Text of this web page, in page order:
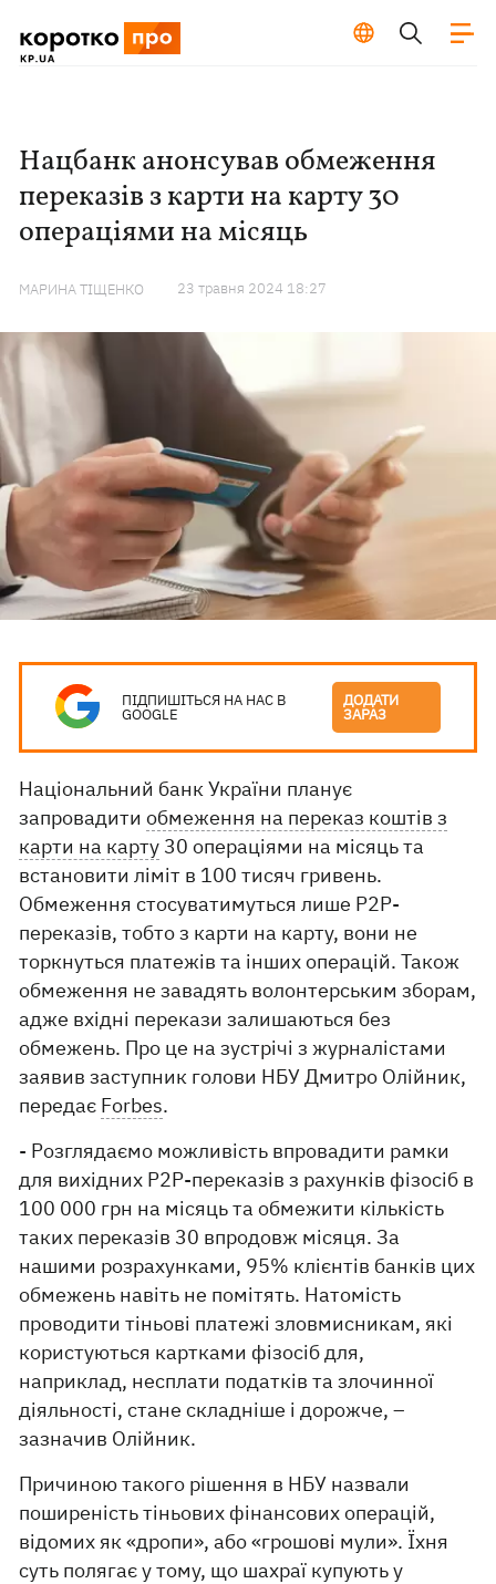
Нацбанк анонсував обмеження
переказів з карти на карту 30
операціями на місяць
МАРИНА ТІЩЕНКО 23 травня 2024 18:27
ПІДПИШІТЬСЯ НА НАС В
GOOGLE
ДОДАТИ
ЗАРАЗ
Національний банк України планує
запровадитиобмеження на переказ коштів з
карти на карту 30 операціями на місяць та
встановити ліміт в 100 тисяч гривень.
Обмеження стосуватимуться лише Р2Р-
переказів, тобто з карти на карту, вони не
торкнуться платежів та інших операцій. Також
обмеження не завадять волонтерським зборам,
адже вхідні перекази залишаються без
обмежень. Про це на зустрічі з журналістами
заявив заступник голови НБУ Дмитро Олійник,
передає Forbes.
- Розглядаємо можливість впровадити рамки
для вихідних P2P-переказів з рахунків фізосіб в
100 000 грн на місяць та обмежити кількість
таких переказів 30 впродовж місяця. За
нашими розрахунками, 95% клієнтів банків цих
обмежень навіть не помітять. Натомість
проводити тіньові платежі зловмисникам, які
користуються картками фізосіб для,
наприклад, несплати податків та злочинної
діяльності, стане складніше і дорожче, –
зазначив Олійник.
Причиною такого рішення в НБУ назвали
поширеність тіньових фінансових операцій,
відомих як «дропи», або «грошові мули». Їхня
суть полягає у тому, що шахраї купують у